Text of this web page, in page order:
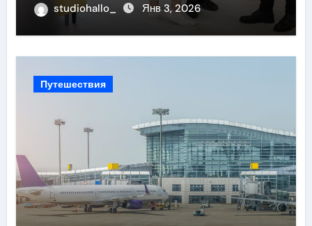
studiohallo_ Янв 3, 2026
Путешествия